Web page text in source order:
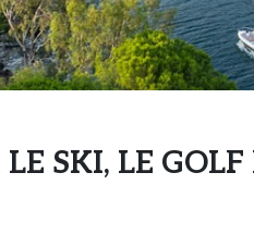
s
d
e
n
SKI, LE GOLF